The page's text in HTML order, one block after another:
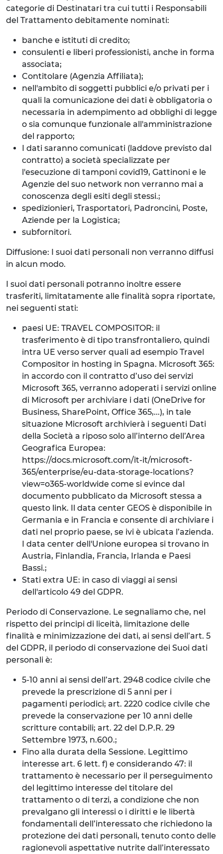
categorie di Destinatari tra cui tutti i Responsabili
del Trattamento debitamente nominati:
banche e istituti di credito;
consulenti e liberi professionisti, anche in forma
associata;
Contitolare (Agenzia Affiliata);
nell'ambito di soggetti pubblici e/o privati per i
quali la comunicazione dei dati è obbligatoria o
necessaria in adempimento ad obblighi di legge
o sia comunque funzionale all'amministrazione
del rapporto;
I dati saranno comunicati (laddove previsto dal
contratto) a società specializzate per
l'esecuzione di tamponi covid19, Gattinoni e le
Agenzie del suo network non verranno mai a
conoscenza degli esiti degli stessi.;
spedizionieri, Trasportatori, Padroncini, Poste,
Aziende per la Logistica;
subfornitori.
Diffusione: I suoi dati personali non verranno diffusi
in alcun modo.
I suoi dati personali potranno inoltre essere
trasferiti, limitatamente alle finalità sopra riportate,
nei seguenti stati:
paesi UE: TRAVEL COMPOSITOR: il
trasferimento è di tipo transfrontaliero, quindi
intra UE verso server quali ad esempio Travel
Compositor in hosting in Spagna. Microsoft 365:
in accordo con il contratto d’uso dei servizi
Microsoft 365, verranno adoperati i servizi online
di Microsoft per archiviare i dati (OneDrive for
Business, SharePoint, Office 365,...), in tale
situazione Microsoft archivierà i seguenti Dati
della Società a riposo solo all’interno dell’Area
Geografica Europea:
https://docs.microsoft.com/it-it/microsoft-
365/enterprise/eu-data-storage-locations?
view=o365-worldwide come si evince dal
documento pubblicato da Microsoft stessa a
questo link. Il data center GEOS è disponibile in
Germania e in Francia e consente di archiviare i
dati nel proprio paese, se ivi è ubicata l’azienda.
I data center dell'Unione europea si trovano in
Austria, Finlandia, Francia, Irlanda e Paesi
Bassi.;
Stati extra UE: in caso di viaggi ai sensi
dell'articolo 49 del GDPR.
Periodo di Conservazione. Le segnaliamo che, nel
rispetto dei principi di liceità, limitazione delle
finalità e minimizzazione dei dati, ai sensi dell’art. 5
del GDPR, il periodo di conservazione dei Suoi dati
personali è:
5-10 anni ai sensi dell’art. 2948 codice civile che
prevede la prescrizione di 5 anni per i
pagamenti periodici; art. 2220 codice civile che
prevede la conservazione per 10 anni delle
scritture contabili; art. 22 del D.P.R. 29
Settembre 1973, n.600.;
Fino alla durata della Sessione. Legittimo
interesse art. 6 lett. f) e considerando 47: il
trattamento è necessario per il perseguimento
del legittimo interesse del titolare del
trattamento o di terzi, a condizione che non
prevalgano gli interessi o i diritti e le libertà
fondamentali dell’interessato che richiedono la
protezione dei dati personali, tenuto conto delle
ragionevoli aspettative nutrite dall’interessato